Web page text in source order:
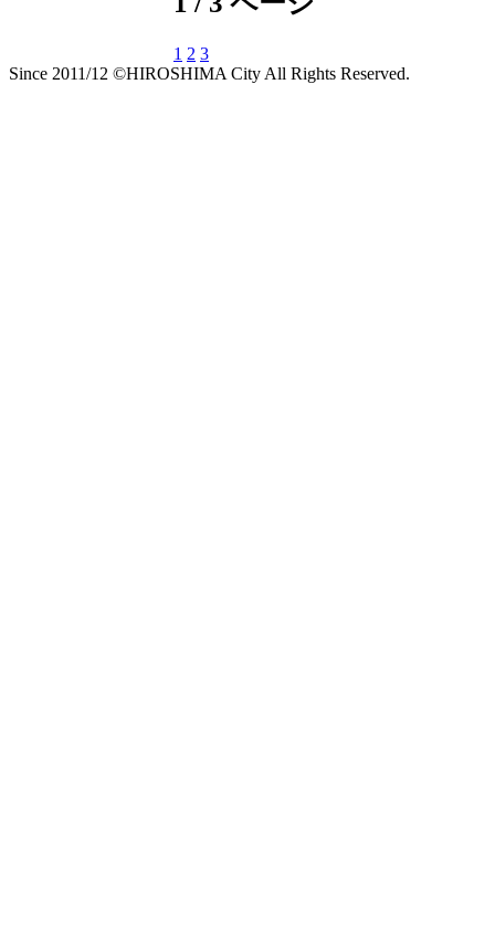
1 2 3
Since 2011/12 ©HIROSHIMA City All Rights Reserved.